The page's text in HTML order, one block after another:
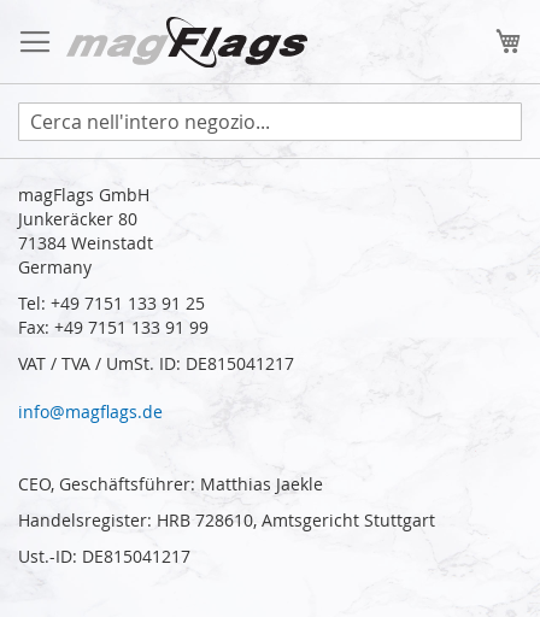
al
contenuto
magFlags GmbH
Junkeräcker 80
71384 Weinstadt
Germany
Tel: +49 7151 133 91 25
Fax: +49 7151 133 91 99
VAT / TVA / UmSt. ID: DE815041217
info@magflags.de
CEO, Geschäftsführer: Matthias Jaekle
Handelsregister: HRB 728610, Amtsgericht Stuttgart
Ust.-ID: DE815041217